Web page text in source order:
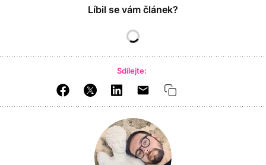
Líbil se vám článek?
Sdílejte: